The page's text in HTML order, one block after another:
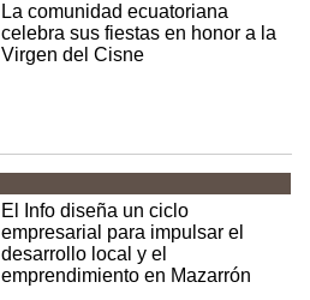
La comunidad ecuatoriana
celebra sus fiestas en honor a la
Virgen del Cisne
El Info diseña un ciclo
empresarial para impulsar el
desarrollo local y el
emprendimiento en Mazarrón